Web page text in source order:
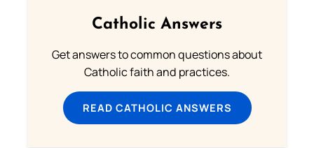
Catholic Answers
Get answers to common questions about
Catholic faith and practices.
READ CATHOLIC ANSWERS